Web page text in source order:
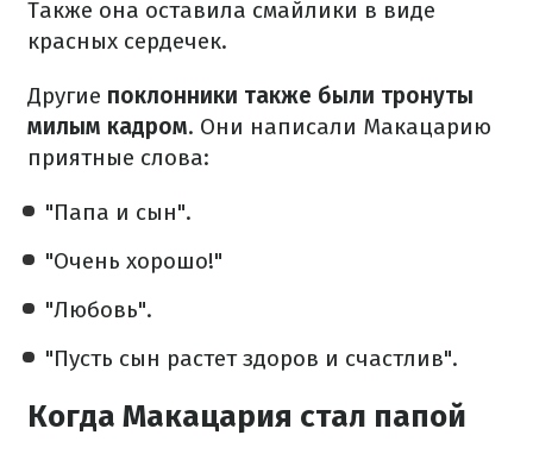
Также она оставила смайлики в виде
красных сердечек.
Другие поклонники также были тронуты
милым кадром. Они написали Макацарию
приятные слова:
"Папа и сын".
"Очень хорошо!"
"Любовь".
"Пусть сын растет здоров и счастлив".
Когда Макацария стал папой